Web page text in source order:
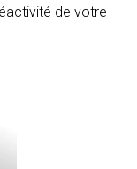
de votre